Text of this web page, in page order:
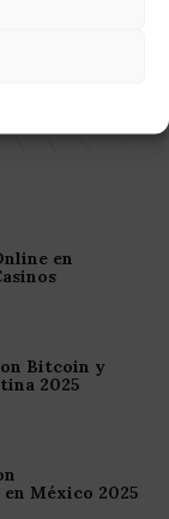
en
Bitcoin y
2025
México 2025